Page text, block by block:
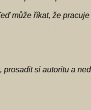
může říkat, že
si autoritu a